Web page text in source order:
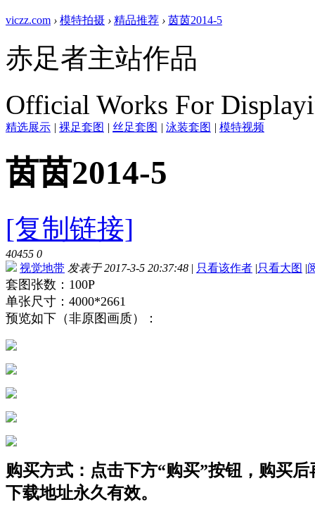
viczz.com › 模特拍摄 › 精品推荐 › 茵茵2014-5
赤足者主站作品
Official Works For
精选展示 | 裸足套图 | 丝足套图 | 泳装套图 | 模特视频
茵茵2014-5
[复制链接]
40455 0
视觉地带 发表于 2017-3-5 20:37:48 | 只看该作者 |只看大图 |
套图张数：100P
单张尺寸：4000*2661
预览如下（非原图画质）：
购买方式：点击下方“购买”按钮，购买
下载地址永久有效。